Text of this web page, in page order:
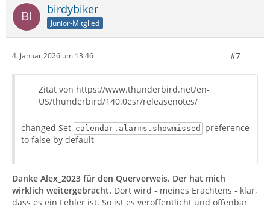
birdybiker
Junior-Mitglied
4. Januar 2026 um 13:46 #7
Zitat von https://www.thunderbird.net/en-
US/thunderbird/140.0esr/releasenotes/
changed Set calendar.alarms.showmissed
preference
to false by default
Danke Alex_2023 für den Querverweis. Der hat mich
wirklich weitergebracht. Dort wird - meines Erachtens - klar,
dass es ein Fehler ist. So ist es veröffentlicht und offenbar